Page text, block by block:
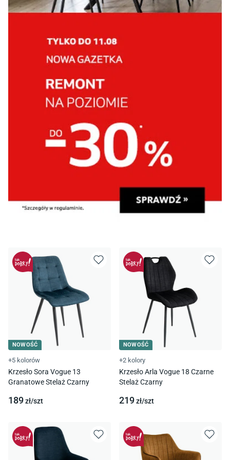
NOWOŚĆ
+5 kolorów
Krzesło Sora Vogue 13
Granatowe Stelaż Czarny
189zł/szt
NOWOŚĆ
+2 kolory
Krzesło Arla Vogue 18 Czarne
Stelaż Czarny
219zł/szt